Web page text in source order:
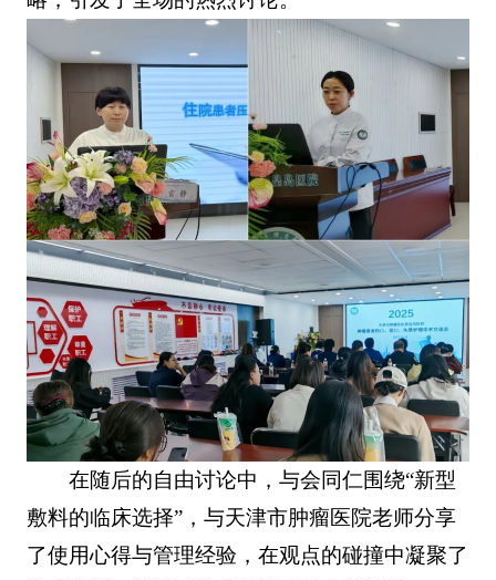
在随后的自由讨论中，与会同仁围绕“新型
敷料的临床选择”，与天津市肿瘤医院老师分享
了使用心得与管理经验，在观点的碰撞中凝聚了